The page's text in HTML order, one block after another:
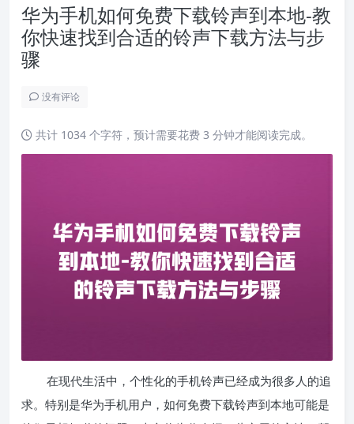
华为手机如何免费下载铃声到本地-教
你快速找到合适的铃声下载方法与步
骤
没有评论
共计 1034 个字符，预计需要花费 3 分钟才能阅读完成。
在现代生活中，个性化的手机铃声已经成为很多人的追
求。特别是华为手机用户，如何免费下载铃声到本地可能是